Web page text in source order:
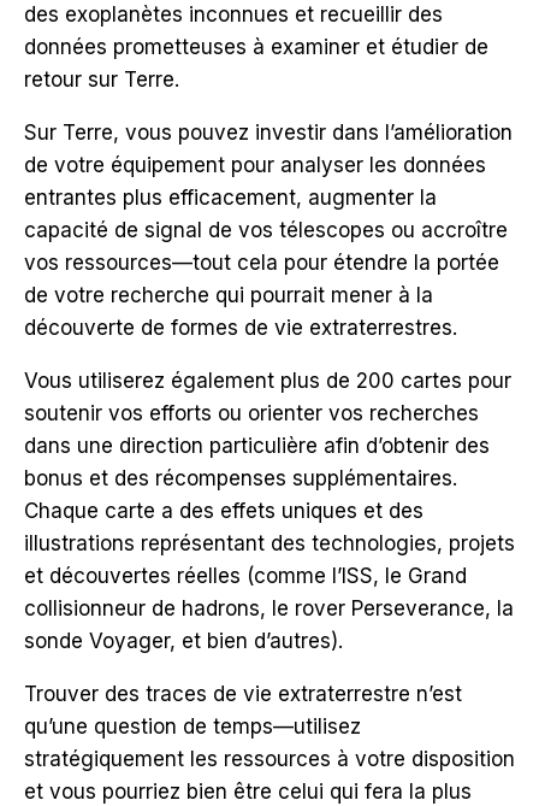
des exoplanètes inconnues et recueillir des
données prometteuses à examiner et étudier de
retour sur Terre.
Sur Terre, vous pouvez investir dans l’amélioration
de votre équipement pour analyser les données
entrantes plus efficacement, augmenter la
capacité de signal de vos télescopes ou accroître
vos ressources—tout cela pour étendre la portée
de votre recherche qui pourrait mener à la
découverte de formes de vie extraterrestres.
Vous utiliserez également plus de 200 cartes pour
soutenir vos efforts ou orienter vos recherches
dans une direction particulière afin d’obtenir des
bonus et des récompenses supplémentaires.
Chaque carte a des effets uniques et des
illustrations représentant des technologies, projets
et découvertes réelles (comme l’ISS, le Grand
collisionneur de hadrons, le rover Perseverance, la
sonde Voyager, et bien d’autres).
Trouver des traces de vie extraterrestre n’est
qu’une question de temps—utilisez
stratégiquement les ressources à votre disposition
et vous pourriez bien être celui qui fera la plus